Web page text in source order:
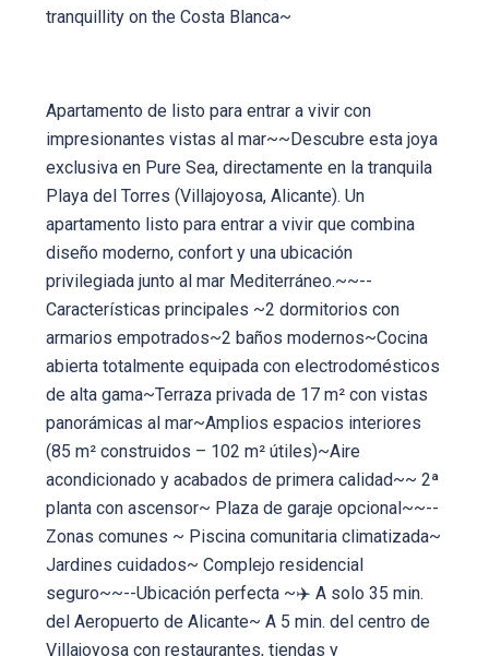
tranquillity on the Costa Blanca~
Apartamento de listo para entrar a vivir con
impresionantes vistas al mar~~Descubre esta joya
exclusiva en Pure Sea, directamente en la tranquila
Playa del Torres (Villajoyosa, Alicante). Un
apartamento listo para entrar a vivir que combina
diseño moderno, confort y una ubicación
privilegiada junto al mar Mediterráneo.~~--
Características principales ~2 dormitorios con
armarios empotrados~2 baños modernos~Cocina
abierta totalmente equipada con electrodomésticos
de alta gama~Terraza privada de 17 m² con vistas
panorámicas al mar~Amplios espacios interiores
(85 m² construidos – 102 m² útiles)~Aire
acondicionado y acabados de primera calidad~~ 2ª
planta con ascensor~ Plaza de garaje opcional~~--
Zonas comunes ~ Piscina comunitaria climatizada~
Jardines cuidados~ Complejo residencial
seguro~~--Ubicación perfecta ~✈️ A solo 35 min.
del Aeropuerto de Alicante~ A 5 min. del centro de
Villajoyosa con restaurantes, tiendas y